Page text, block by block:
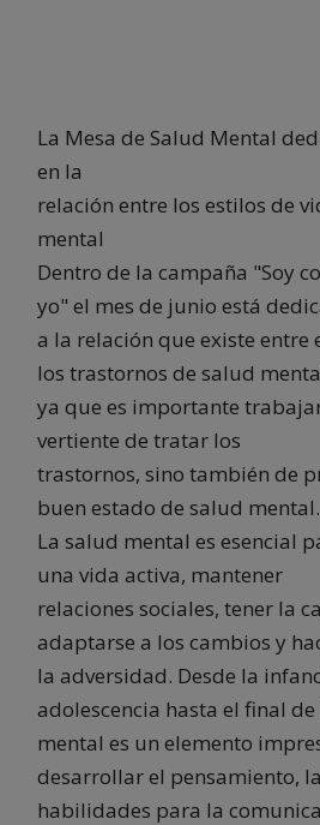
La Mesa de Salud Mental
en la
relación entre los estilos de
mental
Dentro de la campaña "Soy
yo" el mes de junio está
a la relación que existe entre
los trastornos de salud
ya que es importante
vertiente de tratar los
trastornos, sino también de
buen estado de salud mental.
La salud mental es esencial
una vida activa, mantener
relaciones sociales, tener la
adaptarse a los cambios y
la adversidad. Desde la
adolescencia hasta el final
mental es un elemento
desarrollar el pensamiento,
habilidades para la